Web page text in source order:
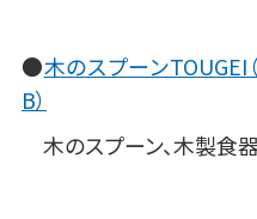
●木のスプーンTOUGEI
B）
木のスプーン、木製食